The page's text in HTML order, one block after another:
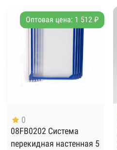
Оптовая цена: 1 512 ₽
0
08FB0202 Система
перекидная настенная 5